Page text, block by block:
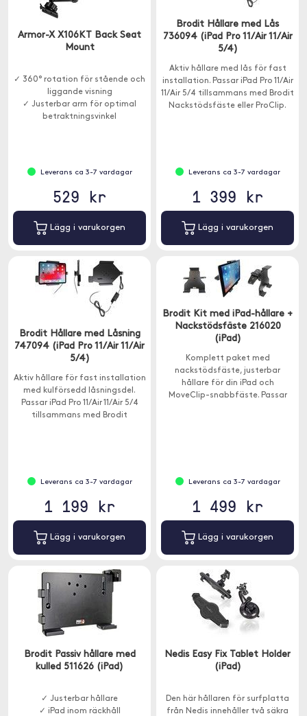
Armor-X X106KT Back Seat
Mount
✓ 360° rotation för stående och
liggande visning
✓ Justerbar arm för optimal
betraktningsvinkel
Leverans ca 3-7 vardagar
529 kr
Lägg i varukorgen
Brodit Hållare med Lås
736094 (iPad Pro 11/Air 11/Air
5/4)
Aktiv hållare med lås för fast
installation. Passar iPad Pro 11/Air
11/Air 5/4 tillsammans med Brodit
Nackstödsfäste eller ProClip.
Leverans ca 3-7 vardagar
1 399 kr
Lägg i varukorgen
Brodit Hållare med Låsning
747094 (iPad Pro 11/Air 11/Air
5/4)
Aktiv hållare för fast installation
med kulförsedd låsningsdel.
Passar iPad Pro 11/Air 11/Air 5/4
tillsammans med Brodit
Leverans ca 3-7 vardagar
1 199 kr
Lägg i varukorgen
Brodit Kit med iPad-hållare +
Nackstödsfäste 216020
(iPad)
Komplett paket med
nackstödsfäste, justerbar
hållare för din iPad och
MoveClip-snabbfäste. Passar
Leverans ca 3-7 vardagar
1 499 kr
Lägg i varukorgen
Brodit Passiv hållare med
kulled 511626 (iPad)
✓ Justerbar hållare
✓ iPad inom räckhåll
Nedis Easy Fix Tablet Holder
(iPad)
Den här hållaren för surfplatta
från Nedis innehåller två säkra